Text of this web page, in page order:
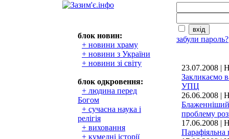
блок новин:
+ новини храму
+ новини з України
+ новини зі світу
блок одкровення:
+ людина перед
Богом
+ сучасна наука і
релігія
+ виховання
+ кумедні історії
забули пароль?
23.07.2008 |
Закликаємо
УПЦ
26.06.2008 |
проблему
17.06.2008 |
Парафіяльна